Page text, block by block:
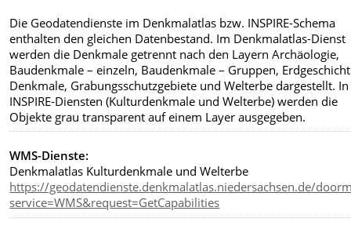
Die Geodatendienste im Denkmalatlas bzw. INSPIRE-Schema
enthalten den gleichen Datenbestand. Im Denkmalatlas-Dienst
werden die Denkmale getrennt nach den Layern Archäologie,
Baudenkmale – einzeln, Baudenkmale – Gruppen,
Denkmale, Grabungsschutzgebiete und Welterbe dargestellt.
INSPIRE-Diensten (Kulturdenkmale und Welterbe) werden die
Objekte grau transparent auf einem Layer ausgegeben.
WMS-Dienste:
Denkmalatlas Kulturdenkmale und Welterbe
https://geodatendienste.denkmalatlas.niedersachsen.de/
service=WMS&request=GetCapabilities